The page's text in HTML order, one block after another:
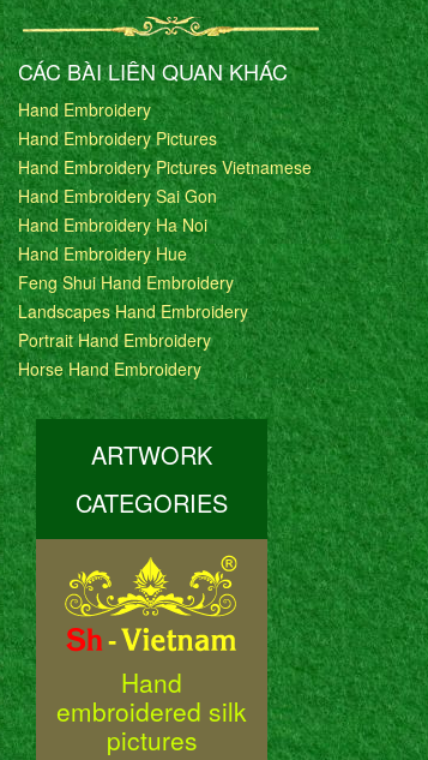
CÁC BÀI LIÊN QUAN KHÁC
Hand Embroidery
Hand Embroidery Pictures
Hand Embroidery Pictures Vietnamese
Hand Embroidery Sai Gon
Hand Embroidery Ha Noi
Hand Embroidery Hue
Feng Shui Hand Embroidery
Landscapes Hand Embroidery
Portrait Hand Embroidery
Horse Hand Embroidery
ARTWORK
CATEGORIES
Hand
embroidered silk
pictures